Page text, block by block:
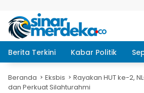
Berita Terkini Kabar Politik
Beranda Eksbis
Rayakan HUT ke-2,
dan Perkuat Silahturahmi